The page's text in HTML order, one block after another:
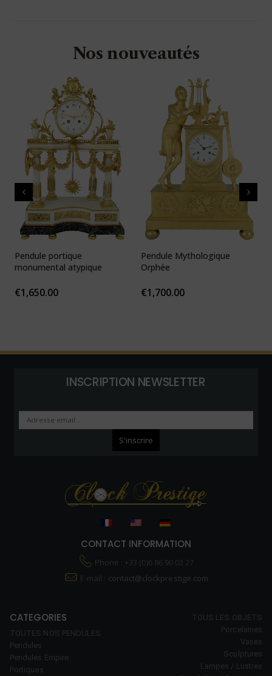
Nos nouveautés
Pendule portique
monumental atypique
€1,650.00
Pendule Mythologique
Orphée
€1,700.00
INSCRIPTION NEWSLETTER
CONTACT INFORMATION
Phone : +33 (0)6 86 90 03 27
E-mail : contact@clockprestige.com
CATEGORIES
TOUTES NOS PENDULES
Pendules
Pendules Empire
Portiques
TOUS LES OBJETS
Porcelaines
Vases
Sculptures
Lampes / Lustres